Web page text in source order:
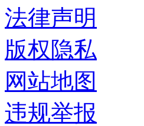
法律声明
版权隐私
网站地图
违规举报